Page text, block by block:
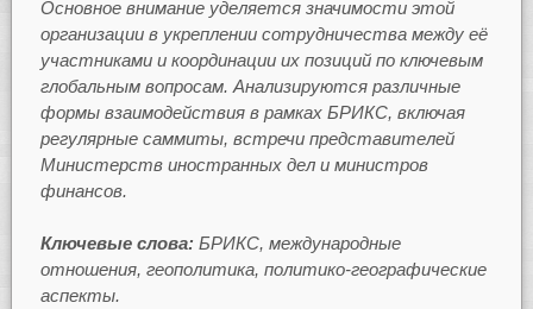
Основное внимание уделяется значимости этой
организации в укреплении сотрудничества между её
участниками и координации их позиций по ключевым
глобальным вопросам. Анализируются различные
формы взаимодействия в рамках БРИКС, включая
регулярные саммиты, встречи представителей
Министерств иностранных дел и министров
финансов.
Ключевые слова: БРИКС, международные
отношения, геополитика, политико-географические
аспекты.